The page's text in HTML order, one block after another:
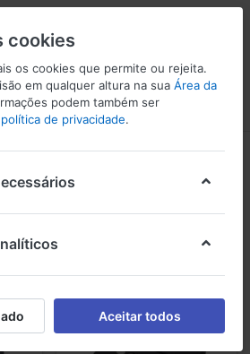
Comparar Lista de Desejos
cookies
os cookies que permite ou rejeita.
em qualquer altura na sua Área da
podem também ser
política de privacidade.
Aceitar todos